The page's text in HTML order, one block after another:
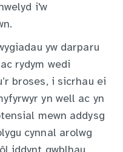
i'w
yw darparu
rydym wedi
broses, i sicrhau ei
yn well ac yn
mewn addysg
cynnal arolwg